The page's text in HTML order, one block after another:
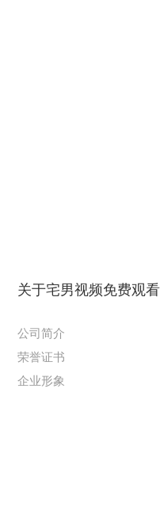
关于宅男视频免费观看
公司简介
荣誉证书
企业形象